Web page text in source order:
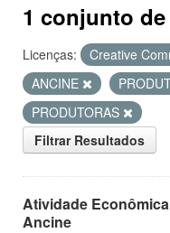
1 conjunto
Licenças: Creative
ANCINE
PRODUTORAS
Filtrar Resultados
Atividade
Ancine